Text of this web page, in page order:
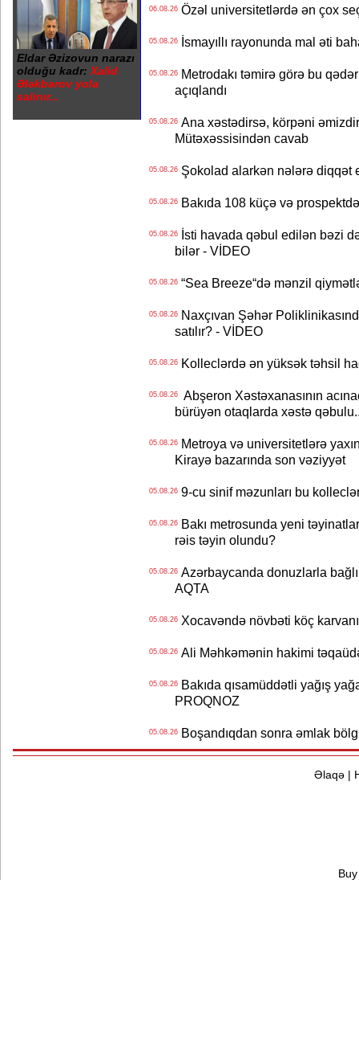
Eldar Əzizovun narazı
olduğu kadr: Xalid
Ələkbərov yola
salınır...
06.08.26Özəl universitetlərdə ən çox
05.08.26İsmayıllı rayonunda mal əti
05.08.26Metrodakı təmirə görə bu
açıqlandı
05.08.26Ana xəstədirsə, körpəni
Mütəxəssisindən cavab
05.08.26Şokolad alarkən nələrə diqqət
05.08.26Bakıda 108 küçə və
05.08.26İsti havada qəbul edilən bəzi
bilər - VİDEO
05.08.26“Sea Breeze“də mənzil
05.08.26Naxçıvan Şəhər
satılır? - VİDEO
05.08.26Kolleclərdə ən yüksək təhsil
05.08.26Abşeron Xəstəxanasının
bürüyən otaqlarda xəstə
05.08.26Metroya və universitetlərə
Kirayə bazarında son vəziyyət
05.08.269-cu sinif məzunları bu
05.08.26Bakı metrosunda yeni
rəis təyin olundu?
05.08.26Azərbaycanda donuzlarla
AQTA
05.08.26Xocavəndə növbəti köç
05.08.26Ali Məhkəmənin hakimi
05.08.26Bakıda qısamüddətli yağış
PROQNOZ
05.08.26Boşandıqdan sonra əmlak
Əlaqə|